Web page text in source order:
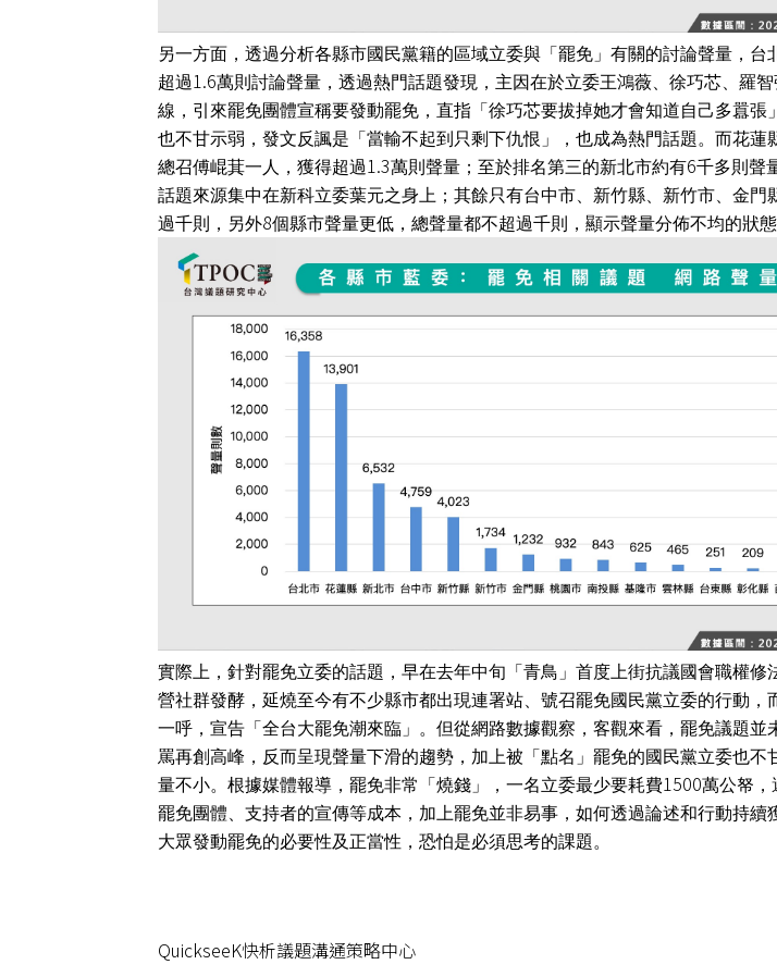
另一方面，透過分析各縣市國民黨籍的區域立委與「罷免」有關的討論聲量，台
超過1.6萬則討論聲量，透過熱門話題發現，主因在於立委王鴻薇、徐巧芯、羅
線，引來罷免團體宣稱要發動罷免，直指「徐巧芯要拔掉她才會知道自己多囂張
也不甘示弱，發文反諷是「當輸不起到只剩下仇恨」，也成為熱門話題。而花蓮
總召傅崐萁一人，獲得超過1.3萬則聲量；至於排名第三的新北市約有6千多則聲
話題來源集中在新科立委葉元之身上；其餘只有台中市、新竹縣、新竹市、金門
過千則，另外8個縣市聲量更低，總聲量都不超過千則，顯示聲量分佈不均的狀態
實際上，針對罷免立委的話題，早在去年中旬「青鳥」首度上街抗議國會職權修
營社群發酵，延燒至今有不少縣市都出現連署站、號召罷免國民黨立委的行動，
一呼，宣告「全台大罷免潮來臨」。但從網路數據觀察，客觀來看，罷免議題並
罵再創高峰，反而呈現聲量下滑的趨勢，加上被「點名」罷免的國民黨立委也不
量不小。根據媒體報導，罷免非常「燒錢」，一名立委最少要耗費1500萬公帑，
罷免團體、支持者的宣傳等成本，加上罷免並非易事，如何透過論述和行動持續
大眾發動罷免的必要性及正當性，恐怕是必須思考的課題。
QuickseeK快析議題溝通策略中心